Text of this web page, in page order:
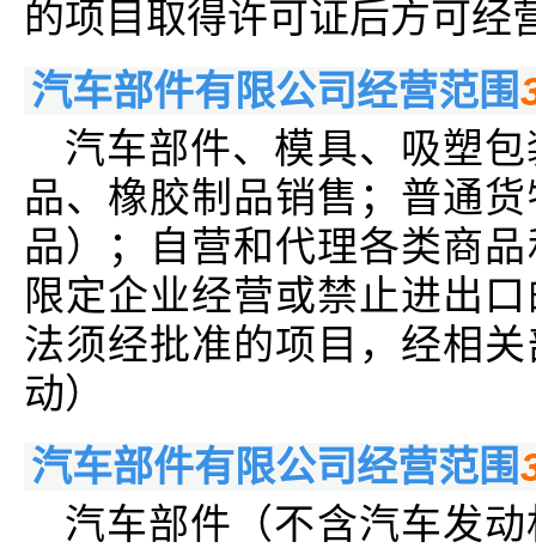
的项目取得许可证后方可经
汽车部件有限公司经营范围
汽车部件、模具、吸塑
品、橡胶制品销售；普通
品）；自营和代理各类商
限定企业经营或禁止进出
法须经批准的项目，经相
动）
汽车部件有限公司经营范围
汽车部件（不含汽车发